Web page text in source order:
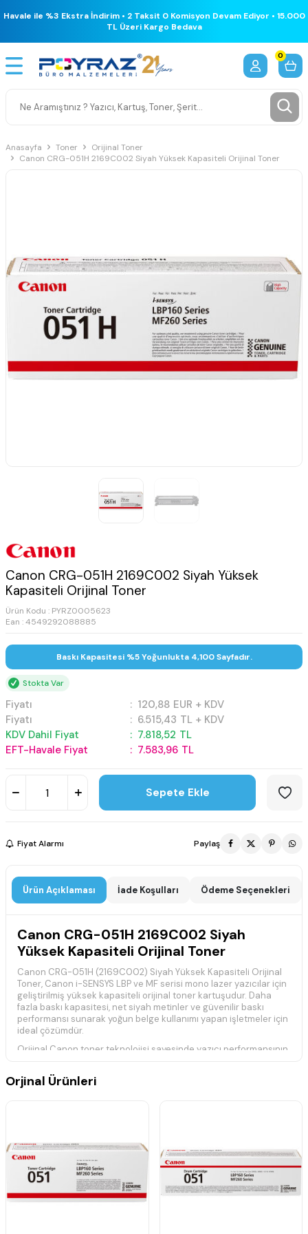
Havale ile %3 Ekstra İndirim • 2 Taksit 0 Komisyon Devam Ediyor • 15.000
TL Üzeri Kargo Bedava
0
Anasayfa Toner
Orijinal Toner
Canon CRG-051H 2169C002 Siyah Yüksek Kapasiteli Orijinal Toner
Canon CRG-051H 2169C002 Siyah Yüksek
Kapasiteli Orijinal Toner
Ürün Kodu : PYRZ0005623
Ean : 4549292088885
Baskı Kapasitesi %5 Yoğunlukta 4,100 Sayfadır.
Stokta Var
Fiyatı : 120,88 EUR + KDV
Fiyatı
: 6.515,43 TL + KDV
KDV Dahil Fiyat
: 7.818,52 TL
EFT-Havale Fiyat
: 7.583,96 TL
Sepete Ekle
Fiyat Alarmı Paylaş
Ürün Açıklaması İade Koşulları Ödeme Seçenekleri
Canon CRG-051H 2169C002 Siyah
Yüksek Kapasiteli Orijinal Toner
Canon CRG-051H (2169C002) Siyah Yüksek Kapasiteli Orijinal
Toner, Canon i-SENSYS LBP ve MF serisi mono lazer yazıcılar için
geliştirilmiş yüksek kapasiteli orijinal toner kartuşudur. Daha
fazla baskı kapasitesi, net siyah metinler ve güvenilir baskı
performansı sunarak yoğun belge kullanımı yapan işletmeler için
ideal çözümdür.
Orijinal Canon toner teknolojisi sayesinde yazıcı performansının
kullanım, düşük baskı maliyeti ve kaliteli çıktı avantajı sağlar.
Ürün Bilgileri
Renk:Siyah
Ürün Tipi:
Yüksek Kapasiteli Orijinal Toner
Kullanım:
Mono lazer yazıcılar
Uyumlu Yazıcı Modelleri
Orjinal Ürünleri